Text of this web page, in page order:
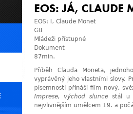
EOS: JÁ, CLAUDE
EOS: I, Claude Monet
GB
Mládeži přístupné
Dokument
87min.
Příběh Clauda Moneta,
vyprávěný jeho vlastními slovy.
písemností přináší film nový,
Imprese, východ slunce stál u
nejvlivnějším umělcem 19. a